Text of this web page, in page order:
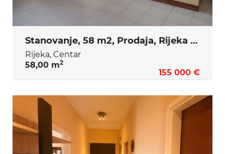
Stanovanje, 58 m2, Prodaja, Rijeka - Centar
Rijeka, Centar
58,00 m2
155 000 €